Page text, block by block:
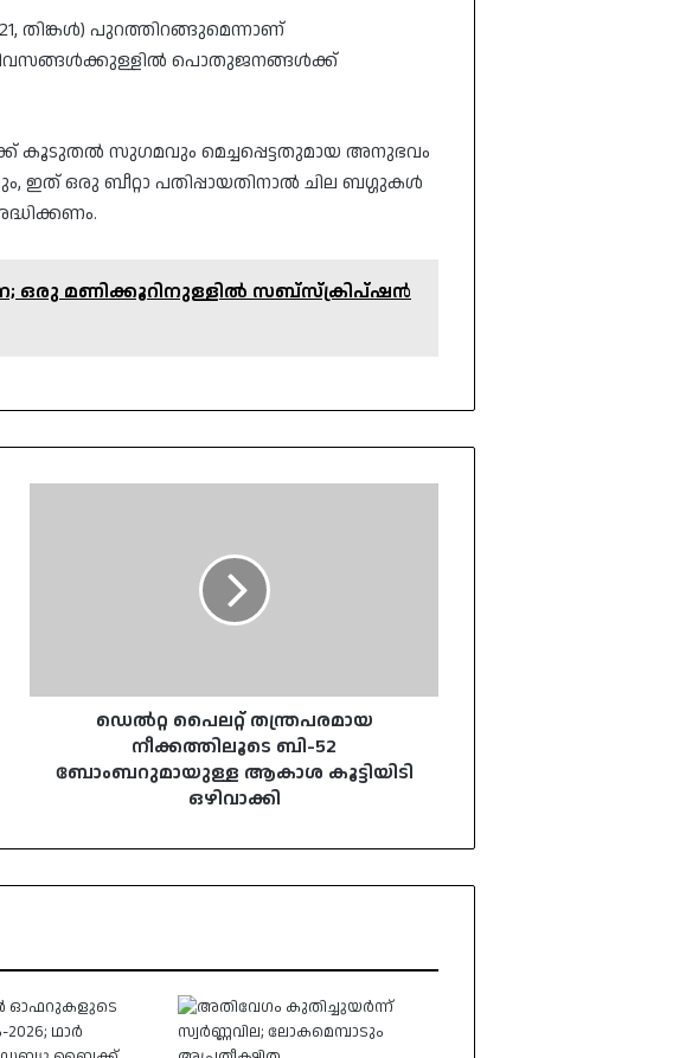
തിങ്കൾ) പുറത്തിറങ്ങുമെന്നാണ്
പൊതുജനങ്ങൾക്ക്
സുഗമവും മെച്ചപ്പെട്ടതുമായ അനുഭവം
ഇത് ഒരു ബീറ്റാ പതിപ്പായതിനാൽ ചില ബഗ്ഗുകൾ
ഒരു മണിക്കൂറിനുള്ളില്‍ സബ്‌സ്‌ക്രിപ്ഷന്‍
ഒഴിവാക്കി
ഡെൽറ്റ പൈലറ്റ് തന്ത്രപരമായ
നീക്കത്തിലൂടെ ബി-52
ബോംബറുമായുള്ള ആകാശ കൂട്ടിയിടി
ഒഴിവാക്കി